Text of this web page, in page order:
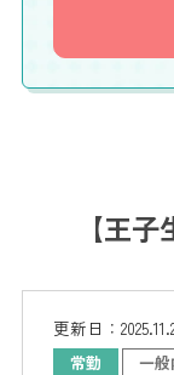
【王子
更新日：
常勤 一